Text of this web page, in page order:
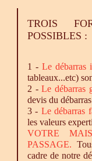
TROIS
POSSIBLES :
1 -Ledébarras
tableaux...etc)
2 -Ledébarras
devis du
3 - Ledébarras
les valeurs
VOTRE
PASSAGE.
cadre de notre